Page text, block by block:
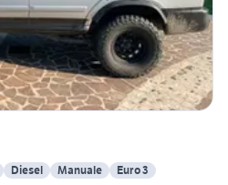
Diesel Manuale Euro 3